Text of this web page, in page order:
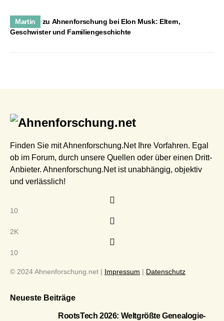
Martin zu Ahnenforschung bei Elon Musk: Eltern,
Geschwister und Familiengeschichte
Finden Sie mit Ahnenforschung.Net Ihre Vorfahren. Egal
ob im Forum, durch unsere Quellen oder über einen Dritt-
Anbieter. Ahnenforschung.Net ist unabhängig, objektiv
und verlässlich!
10
2K
10
© 2024 Ahnenforschung.net | Impressum | Datenschutz
Neueste Beiträge
RootsTech 2026: Weltgrößte Genealogie-